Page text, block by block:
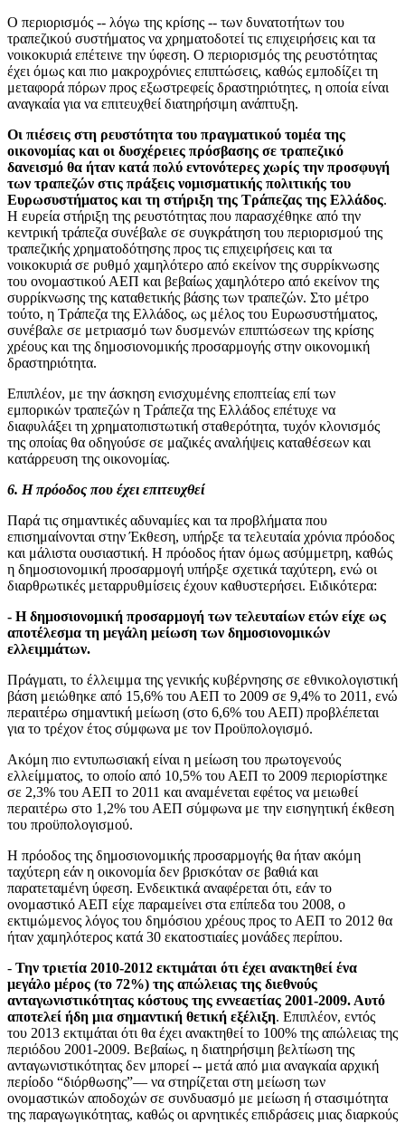
Ο περιορισμός -- λόγω της κρίσης -- των δυνατοτήτων του
τραπεζικού συστήματος να χρηματοδοτεί τις επιχειρήσεις και τα
νοικοκυριά επέτεινε την ύφεση. Ο περιορισμός της ρευστότητας
έχει όμως και πιο μακροχρόνιες επιπτώσεις, καθώς εμποδίζει τη
μεταφορά πόρων προς εξωστρεφείς δραστηριότητες, η οποία είναι
αναγκαία για να επιτευχθεί διατηρήσιμη ανάπτυξη.
Οι πιέσεις στη ρευστότητα του πραγματικού τομέα της
οικονομίας και οι δυσχέρειες πρόσβασης σε τραπεζικό
δανεισμό θα ήταν κατά πολύ εντονότερες χωρίς την προσφυγή
των τραπεζών στις πράξεις νομισματικής πολιτικής του
Ευρωσυστήματος και τη στήριξη της Τράπεζας της Ελλάδος.
Η ευρεία στήριξη της ρευστότητας που παρασχέθηκε από την
κεντρική τράπεζα συνέβαλε σε συγκράτηση του περιορισμού της
τραπεζικής χρηματοδότησης προς τις επιχειρήσεις και τα
νοικοκυριά σε ρυθμό χαμηλότερο από εκείνον της συρρίκνωσης
του ονομαστικού ΑΕΠ και βεβαίως χαμηλότερο από εκείνον της
συρρίκνωσης της καταθετικής βάσης των τραπεζών. Στο μέτρο
τούτο, η Τράπεζα της Ελλάδος, ως μέλος του Ευρωσυστήματος,
συνέβαλε σε μετριασμό των δυσμενών επιπτώσεων της κρίσης
χρέους και της δημοσιονομικής προσαρμογής στην οικονομική
δραστηριότητα.
Επιπλέον, με την άσκηση ενισχυμένης εποπτείας επί των
εμπορικών τραπεζών η Τράπεζα της Ελλάδος επέτυχε να
διαφυλάξει τη χρηματοπιστωτική σταθερότητα, τυχόν κλονισμός
της οποίας θα οδηγούσε σε μαζικές αναλήψεις καταθέσεων και
κατάρρευση της οικονομίας.
6. Η πρόοδος που έχει επιτευχθεί
Παρά τις σημαντικές αδυναμίες και τα προβλήματα που
επισημαίνονται στην Έκθεση, υπήρξε τα τελευταία χρόνια πρόοδος
και μάλιστα ουσιαστική. Η πρόοδος ήταν όμως ασύμμετρη, καθώς
η δημοσιονομική προσαρμογή υπήρξε σχετικά ταχύτερη, ενώ οι
διαρθρωτικές μεταρρυθμίσεις έχουν καθυστερήσει. Ειδικότερα:
- Η δημοσιονομική προσαρμογή των τελευταίων ετών είχε ως
αποτέλεσμα τη μεγάλη μείωση των δημοσιονομικών
ελλειμμάτων.
Πράγματι, το έλλειμμα της γενικής κυβέρνησης σε εθνικολογιστική
βάση μειώθηκε από 15,6% του ΑΕΠ το 2009 σε 9,4% το 2011, ενώ
περαιτέρω σημαντική μείωση (στο 6,6% του ΑΕΠ) προβλέπεται
για το τρέχον έτος σύμφωνα με τον Προϋπολογισμό.
Ακόμη πιο εντυπωσιακή είναι η μείωση του πρωτογενούς
ελλείμματος, το οποίο από 10,5% του ΑΕΠ το 2009 περιορίστηκε
σε 2,3% του ΑΕΠ το 2011 και αναμένεται εφέτος να μειωθεί
περαιτέρω στο 1,2% του ΑΕΠ σύμφωνα με την εισηγητική έκθεση
του προϋπολογισμού.
Η πρόοδος της δημοσιονομικής προσαρμογής θα ήταν ακόμη
ταχύτερη εάν η οικονομία δεν βρισκόταν σε βαθιά και
παρατεταμένη ύφεση. Ενδεικτικά αναφέρεται ότι, εάν το
ονομαστικό ΑΕΠ είχε παραμείνει στα επίπεδα του 2008, ο
εκτιμώμενος λόγος του δημόσιου χρέους προς το ΑΕΠ το 2012 θα
ήταν χαμηλότερος κατά 30 εκατοστιαίες μονάδες περίπου.
- Την τριετία 2010-2012 εκτιμάται ότι έχει ανακτηθεί ένα
μεγάλο μέρος (το 72%) της απώλειας της διεθνούς
ανταγωνιστικότητας κόστους της εννεαετίας 2001-2009. Αυτό
αποτελεί ήδη μια σημαντική θετική εξέλιξη. Επιπλέον, εντός
του 2013 εκτιμάται ότι θα έχει ανακτηθεί το 100% της απώλειας της
περιόδου 2001-2009. Βεβαίως, η διατηρήσιμη βελτίωση της
ανταγωνιστικότητας δεν μπορεί -- μετά από μια αναγκαία αρχική
περίοδο “διόρθωσης”― να στηρίζεται στη μείωση των
ονομαστικών αποδοχών σε συνδυασμό με μείωση ή στασιμότητα
της παραγωγικότητας, καθώς οι αρνητικές επιδράσεις μιας διαρκούς